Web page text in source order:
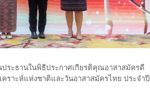
ระธานในพิธีประกาศเกียรติคุณอาสาสมัครดี
คราะห์แห่งชาติและวันอาสาสมัครไทย ประจำปี